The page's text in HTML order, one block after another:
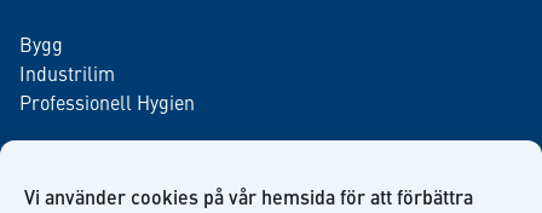
Vi använder cookies på vår hemsida för att förbättra
Bygg
Industrilim
Professionell Hygien